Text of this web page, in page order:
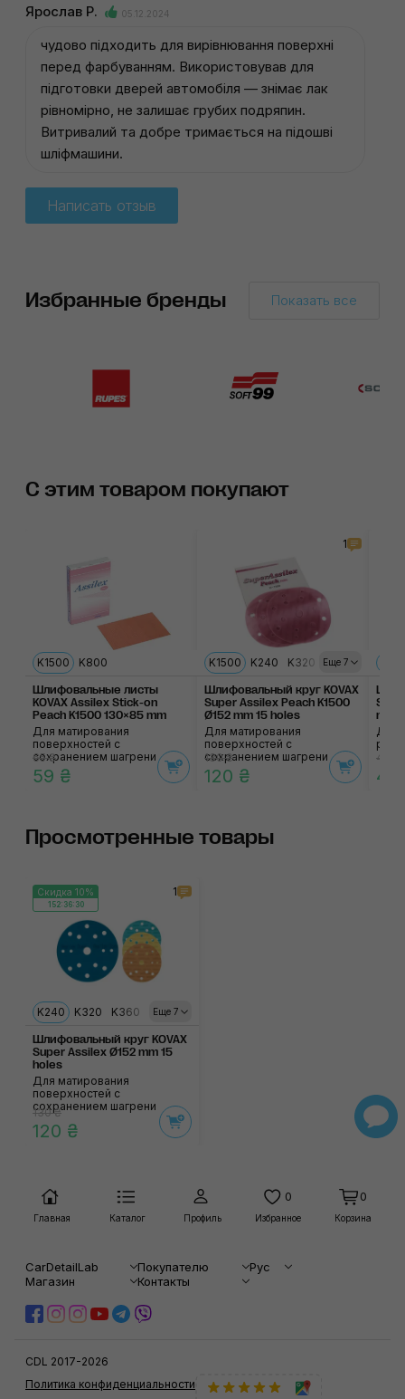
Ярослав Р. 05.12.2024
чудово підходить для вирівнювання поверхні
перед фарбуванням. Використовував для
підготовки дверей автомобіля — знімає лак
рівномірно, не залишає грубих подряпин.
Витривалий та добре тримається на підошві
шліфмашини.
Написать отзыв
Избранные бренды Показать все
С этим товаром покупают
K1500 K800
Шлифовальные листы
KOVAX Assilex Stick-on
Peach K1500 130×85 mm
Для матирования
поверхностей с
сохранением шагрени
65 ₴
59 ₴
1
Еще 7
K1500 K240 K320 K360 K400
Шлифовальный круг KOVAX
Super Assilex Peach K1500
Ø152 mm 15 holes
Для матирования
поверхностей с
сохранением шагрени
130 ₴
120 ₴
mm
Для
45 ₴
41
Просмотренные товары
Скидка 10%
152:36:30
1
Еще 7
K240 K320 K360 K400 K600
Шлифовальный круг KOVAX
Super Assilex Ø152 mm 15
holes
Для матирования
поверхностей с
сохранением шагрени
130 ₴
120 ₴
Главная Каталог Профиль
0
Избранное
0
Корзина
CarDetailLab Покупателю
Рус
Магазин
Контакты
CDL 2017-2026
Политика конфиденциальности